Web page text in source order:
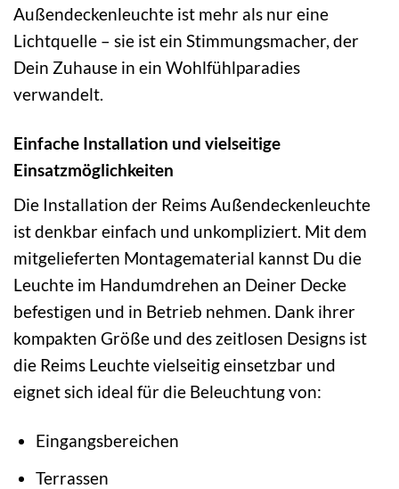
Außendeckenleuchte ist mehr als nur eine
Lichtquelle – sie ist ein Stimmungsmacher, der
Dein Zuhause in ein Wohlfühlparadies
verwandelt.
Einfache Installation und vielseitige
Einsatzmöglichkeiten
Die Installation der Reims Außendeckenleuchte
ist denkbar einfach und unkompliziert. Mit dem
mitgelieferten Montagematerial kannst Du die
Leuchte im Handumdrehen an Deiner Decke
befestigen und in Betrieb nehmen. Dank ihrer
kompakten Größe und des zeitlosen Designs ist
die Reims Leuchte vielseitig einsetzbar und
eignet sich ideal für die Beleuchtung von:
Eingangsbereichen
Terrassen